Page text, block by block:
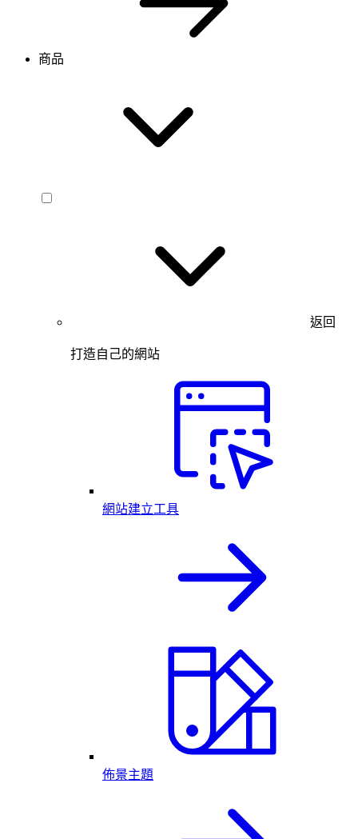
商品
返回
打造自己的網站
網站建立工具
佈景主題